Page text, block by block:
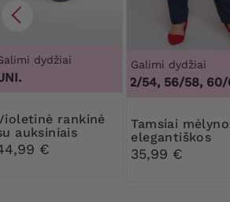
dydžiai
auksiniais
€
Galimi dydžiai
48/50, 52/54, 56/58, 60/
Tamsiai mėlynos
elegantiškos
kelnės su
kišenėmis
35,99 €